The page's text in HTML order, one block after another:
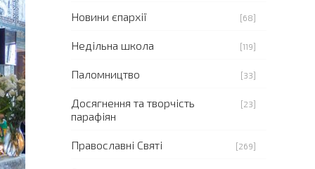
Новини єпархії [68]
Недільна школа [119]
Паломництво [33]
Досягнення та творчість
парафіян
[23]
Православні Святі [269]